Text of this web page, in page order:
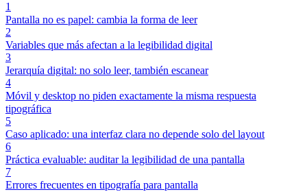
1
Pantalla no es papel: cambia la forma de leer
2
Variables que más afectan a la legibilidad digital
3
Jerarquía digital: no solo leer, también escanear
4
Móvil y desktop no piden exactamente la misma respuesta
tipográfica
5
Caso aplicado: una interfaz clara no depende solo del layout
6
Práctica evaluable: auditar la legibilidad de una pantalla
7
Errores frecuentes en tipografía para pantalla